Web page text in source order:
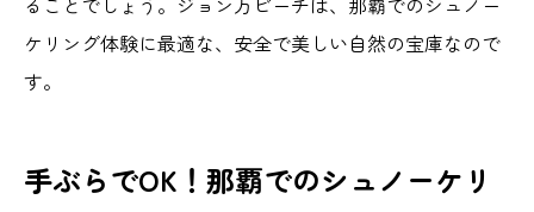
ケリング体験に最適な、安全で美しい自然の宝庫なので
す。
手ぶらでOK！那覇でのシュノーケリ